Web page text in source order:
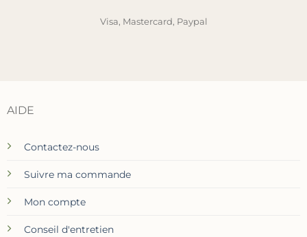
Visa, Mastercard, Paypal
AIDE
Contactez-nous
Suivre ma commande
Mon compte
Conseil d'entretien